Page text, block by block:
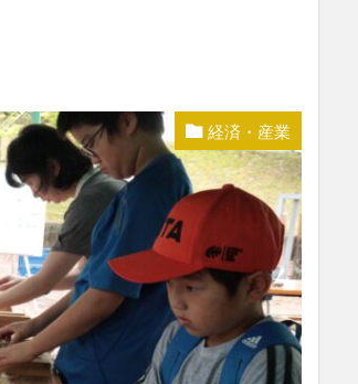
経済・産業